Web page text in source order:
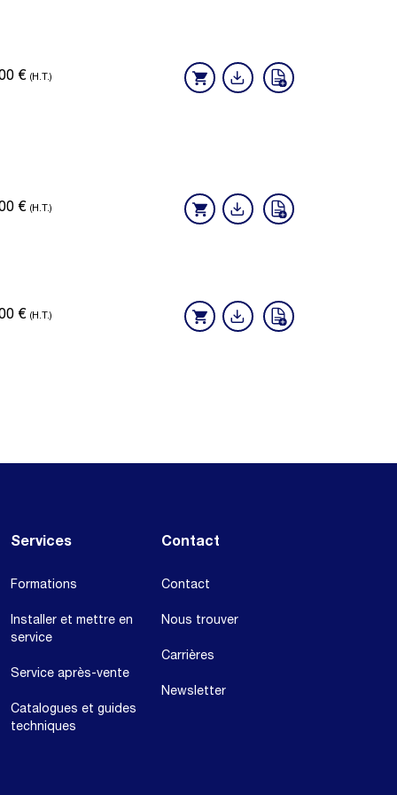
€ (H.T.)
€ (H.T.)
€ (H.T.)
Services
Formations
Installer et mettre en
service
Service après-vente
Catalogues et guides
techniques
Contact
Contact
Nous trouver
Carrières
Newsletter